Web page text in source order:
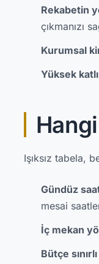
Rekabetin
çıkmanızı
Kurumsal
Yüksek
Işıksız tabela,
Gündüz
mesai
İç mekan
Bütçe